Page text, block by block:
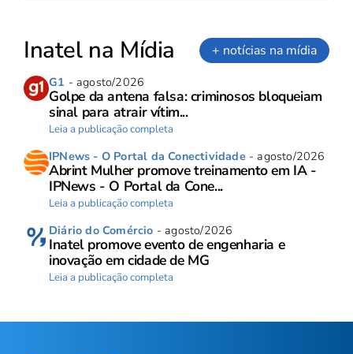
Inatel na Mídia + notícias na mídia
G1 - agosto/2026
Golpe da antena falsa: criminosos bloqueiam
sinal para atrair vítim...
Leia a publicação completa
IPNews - O Portal da Conectividade- agosto/2026
Abrint Mulher promove treinamento em IA -
IPNews - O Portal da Cone...
Leia a publicação completa
Diário do Comércio - agosto/2026
Inatel promove evento de engenharia e
inovação em cidade de MG
Leia a publicação completa